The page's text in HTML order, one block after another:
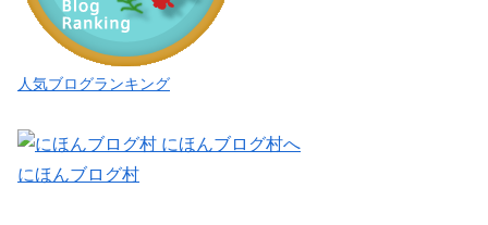
人気ブログランキング
にほんブログ村